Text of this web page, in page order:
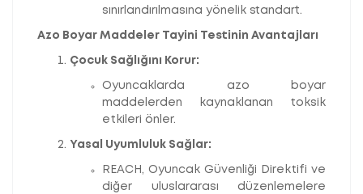
sınırlandırılmasına yönelik standart.
Azo Boyar Maddeler Tayini Testinin Avantajları
Çocuk Sağlığını Korur:
Oyuncaklarda azo boyar
maddelerden kaynaklanan toksik
etkileri önler.
Yasal Uyumluluk Sağlar:
REACH, Oyuncak Güvenliği Direktifi ve
diğer uluslararası düzenlemelere